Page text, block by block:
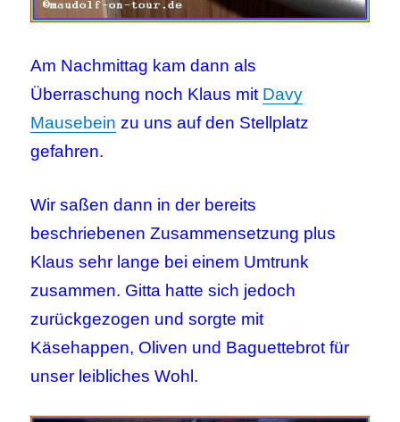
Am Nachmittag kam dann als
Überraschung noch Klaus mit Davy
Mausebein zu uns auf den Stellplatz
gefahren.
Wir saßen dann in der bereits
beschriebenen Zusammensetzung plus
Klaus sehr lange bei einem Umtrunk
zusammen. Gitta hatte sich jedoch
zurückgezogen und sorgte mit
Käsehappen, Oliven und Baguettebrot für
unser leibliches Wohl.